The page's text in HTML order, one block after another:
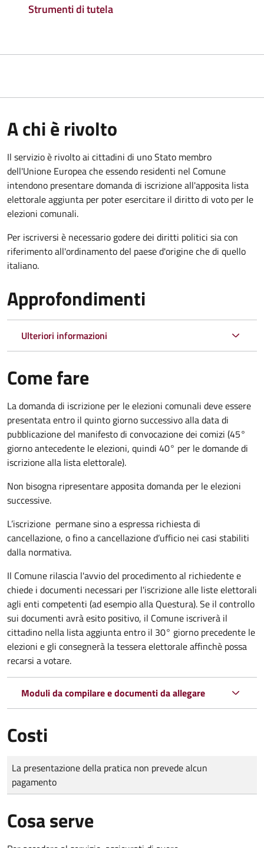
Strumenti di tutela
A chi è rivolto
Il servizio è rivolto ai cittadini di uno Stato membro
dell'Unione Europea che essendo residenti nel Comune
intendono presentare domanda di iscrizione all'apposita lista
elettorale aggiunta per poter esercitare il diritto di voto per le
elezioni comunali.
Per iscriversi è necessario godere dei diritti politici sia con
riferimento all'ordinamento del paese d'origine che di quello
italiano.
Approfondimenti
Ulteriori informazioni
Come fare
La domanda di iscrizione per le elezioni comunali deve essere
presentata entro il quinto giorno successivo alla data di
pubblicazione del manifesto di convocazione dei comizi (45°
giorno antecedente le elezioni, quindi 40° per le domande di
iscrizione alla lista elettorale).
Non bisogna ripresentare apposita domanda per le elezioni
successive.
L’iscrizione permane sino a espressa richiesta di
cancellazione, o fino a cancellazione d’ufficio nei casi stabiliti
dalla normativa.
Il Comune rilascia l'avvio del procedimento al richiedente e
chiede i documenti necessari per l'iscrizione alle liste elettorali
agli enti competenti (ad esempio alla Questura). Se il controllo
sui documenti avrà esito positivo, il Comune iscriverà il
cittadino nella lista aggiunta entro il 30° giorno precedente le
elezioni e gli consegnerà la tessera elettorale affinchè possa
recarsi a votare.
Moduli da compilare e documenti da allegare
Costi
Tipo di pagamento
Importo
La presentazione della pratica non prevede alcun
pagamento
Cosa serve